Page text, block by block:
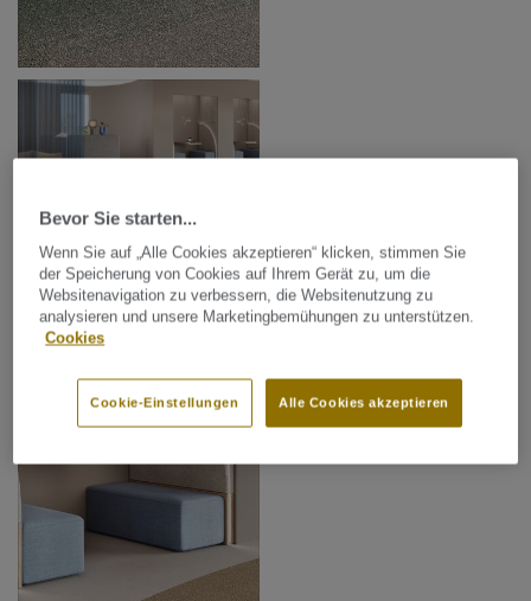
Bevor Sie starten...
Wenn Sie auf „Alle Cookies akzeptieren“ klicken, stimmen Sie
der Speicherung von Cookies auf Ihrem Gerät zu, um die
Websitenavigation zu verbessern, die Websitenutzung zu
analysieren und unsere Marketingbemühungen zu unterstützen.
Cookies
Alle Cookies akzeptieren
Cookie-Einstellungen